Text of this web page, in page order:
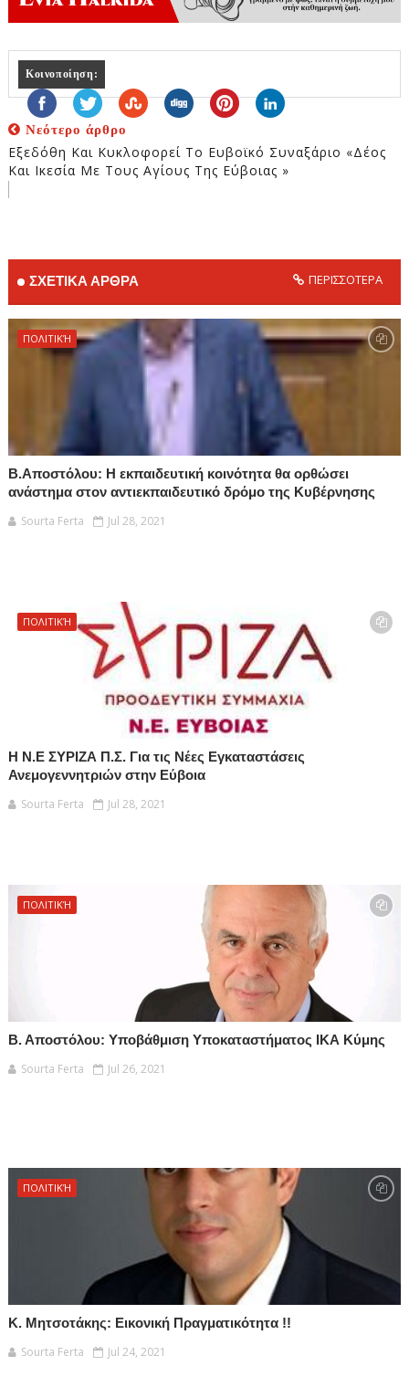
Κοινοποίηση:
Νεότερο άρθρο
Εξεδόθη Και Κυκλοφορεί Το Ευβοϊκό Συναξάριο «Δέος
Και Ικεσία Με Τους Αγίους Της Εύβοιας »
ΣΧΕΤΙΚΑ ΑΡΘΡΑ ΠΕΡΙΣΣΟΤΕΡΑ
ΠΟΛΙΤΙΚΉ
Β.Αποστόλου: Η εκπαιδευτική κοινότητα θα ορθώσει
ανάστημα στον αντιεκπαιδευτικό δρόμο της Κυβέρνησης
Sourta Ferta
Jul 28, 2021
ΠΟΛΙΤΙΚΉ
Η Ν.Ε ΣΥΡΙΖΑ Π.Σ. Για τις Νέες Εγκαταστάσεις
Ανεμογεννητριών στην Εύβοια
Sourta Ferta
Jul 28, 2021
ΠΟΛΙΤΙΚΉ
Β. Αποστόλου: Υποβάθμιση Υποκαταστήματος ΙΚΑ Κύμης
Sourta Ferta
Jul 26, 2021
ΠΟΛΙΤΙΚΉ
Κ. Μητσοτάκης: Εικονική Πραγματικότητα !!
Sourta Ferta
Jul 24, 2021